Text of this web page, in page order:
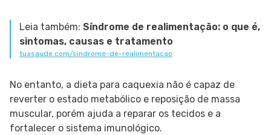
Leia também: Síndrome de realimentação: o que é,
sintomas, causas e tratamento
tuasaude.com/sindrome-de-realimentacao
No entanto, a dieta para caquexia não é capaz de
reverter o estado metabólico e reposição de massa
muscular, porém ajuda a reparar os tecidos e a
fortalecer o sistema imunológico.